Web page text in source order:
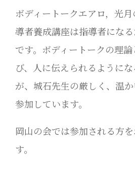
ボディートークエアロ，光
導者養成講座は指導者にな
です。ボディートークの理
び、人に伝えられるように
が、城石先生の厳しく、温
参加しています。
岡山の会では参加される方
す。